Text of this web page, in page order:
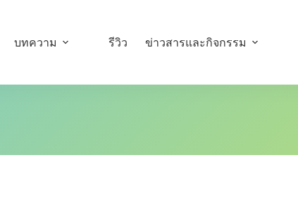
บทความ รีวิว ข่าวสารและกิจกรรม